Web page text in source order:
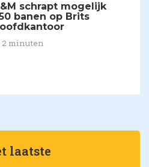
schrapt mogelijk
banen op Brits
2 minuten
laatste